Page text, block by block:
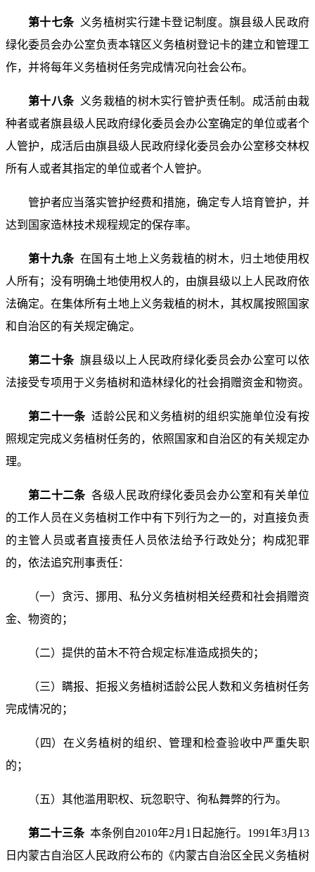
第十七条 义务植树实行建卡登记制度。旗县级人民政府
绿化委员会办公室负责本辖区义务植树登记卡的建立和管理工
作，并将每年义务植树任务完成情况向社会公布。
第十八条 义务栽植的树木实行管护责任制。成活前由栽
种者或者旗县级人民政府绿化委员会办公室确定的单位或者个
人管护，成活后由旗县级人民政府绿化委员会办公室移交林权
所有人或者其指定的单位或者个人管护。
管护者应当落实管护经费和措施，确定专人培育管护，并
达到国家造林技术规程规定的保存率。
第十九条 在国有土地上义务栽植的树木，归土地使用权
人所有；没有明确土地使用权人的，由旗县级以上人民政府依
法确定。在集体所有土地上义务栽植的树木，其权属按照国家
和自治区的有关规定确定。
第二十条 旗县级以上人民政府绿化委员会办公室可以依
法接受专项用于义务植树和造林绿化的社会捐赠资金和物资。
第二十一条适龄公民和义务植树的组织实施单位没有按
照规定完成义务植树任务的，依照国家和自治区的有关规定办
理。
第二十二条各级人民政府绿化委员会办公室和有关单位
的工作人员在义务植树工作中有下列行为之一的，对直接负责
的主管人员或者直接责任人员依法给予行政处分；构成犯罪
的，依法追究刑事责任：
（一）贪污、挪用、私分义务植树相关经费和社会捐赠资
金、物资的；
（二）提供的苗木不符合规定标准造成损失的；
（三）瞒报、拒报义务植树适龄公民人数和义务植树任务
完成情况的；
（四）在义务植树的组织、管理和检查验收中严重失职
的；
（五）其他滥用职权、玩忽职守、徇私舞弊的行为。
第二十三条 本条例自2010年2月1日起施行。1991年3月13
日内蒙古自治区人民政府公布的《内蒙古自治区全民义务植树